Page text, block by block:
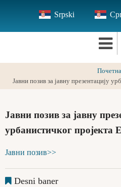
main
Srpski
Почетна
Јавни позив за јавну презентацију
Јавни позив за јавну
урбанистичког пројекта
Јавни позив>>
Desni baner